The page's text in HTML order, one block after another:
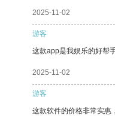
2025-11-02
游客
这款app是我娱乐的好帮
2025-11-02
游客
这款软件的价格非常实惠